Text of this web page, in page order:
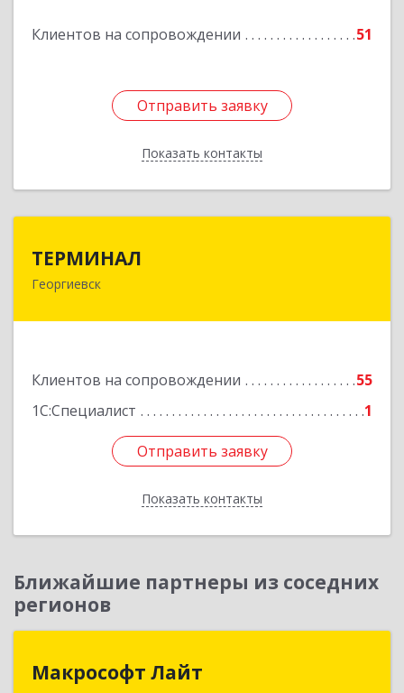
Клиентов на сопровождении 51
Отправить заявку
Показать контакты
Отправить заявку
Назад
ТЕРМИНАЛ
Георгиевск
Клиентов на сопровождении
55
1С:Специалист
1
Отправить заявку
Показать контакты
357820, Ставропольский край, Георгиевск г,
Отправить заявку
Назад
Ближайшие партнеры из соседних
регионов
Макрософт Лайт